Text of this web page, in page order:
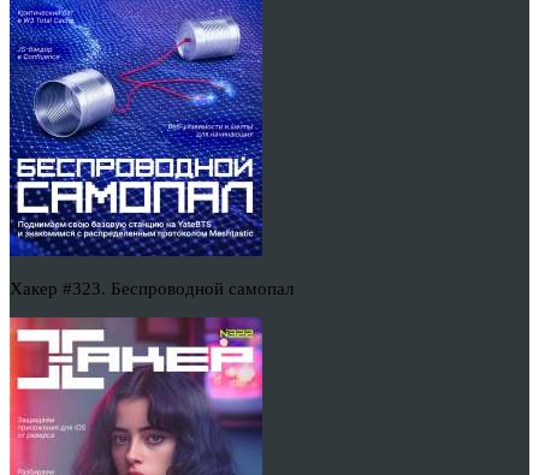
Хакер #323. Беспроводной самопал